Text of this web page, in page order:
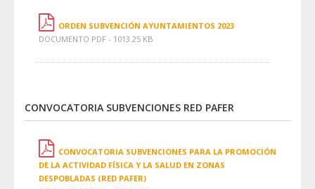
ORDEN SUBVENCIÓN AYUNTAMIENTOS 2023
DOCUMENTO PDF - 1013.25 KB
CONVOCATORIA SUBVENCIONES RED PAFER
CONVOCATORIA SUBVENCIONES PARA LA PROMOCIÓN
DE LA ACTIVIDAD FÍSICA Y LA SALUD EN ZONAS
DESPOBLADAS (RED PAFER)